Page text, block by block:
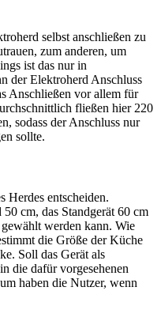
selbst anschließen zu
zum anderen, um
ist das nur in
der Elektroherd Anschluss
Anschließen vor allem für
fließen hier 220
sodass der Anschluss nur
sollte.
Herdes entscheiden.
cm, das Standgerät 60 cm
werden kann. Wie
die Größe der Küche
Soll das Gerät als
die dafür vorgesehenen
haben die Nutzer, wenn